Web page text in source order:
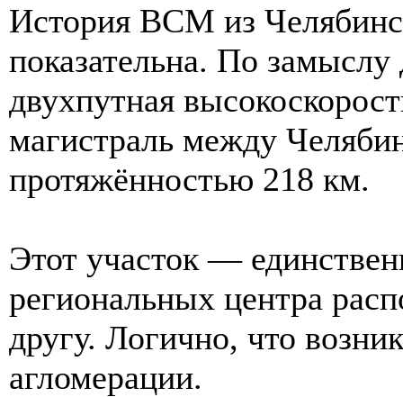
История ВСМ из
показательна. По
двухпутная
магистраль между
протяжённостью 218 км.
Этот участок —
региональных центра
другу. Логично, что
агломерации.